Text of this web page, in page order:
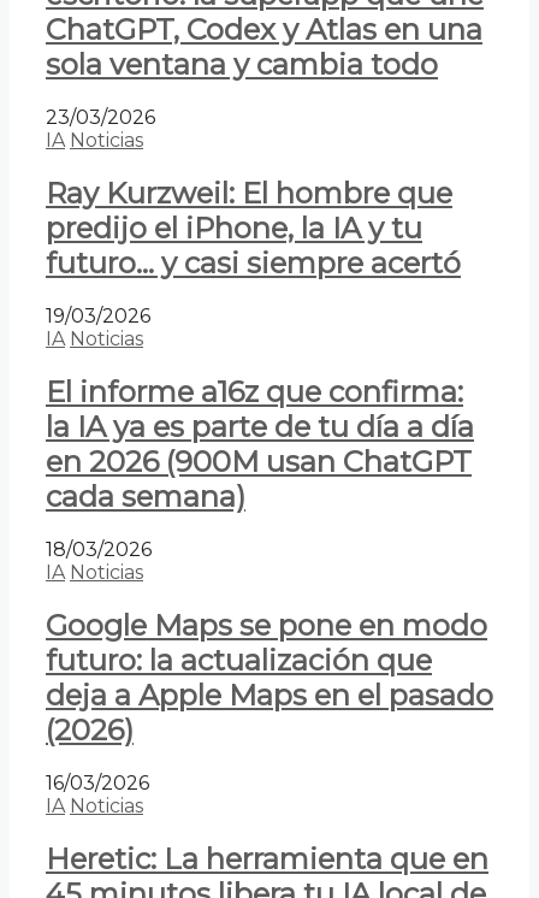
ChatGPT, Codex y Atlas en una
sola ventana y cambia todo
23/03/2026
IA Noticias
Ray Kurzweil: El hombre que
predijo el iPhone, la IA y tu
futuro… y casi siempre acertó
19/03/2026
IA Noticias
El informe a16z que confirma:
la IA ya es parte de tu día a día
en 2026 (900M usan ChatGPT
cada semana)
18/03/2026
IA Noticias
Google Maps se pone en modo
futuro: la actualización que
deja a Apple Maps en el pasado
(2026)
16/03/2026
IA Noticias
Heretic: La herramienta que en